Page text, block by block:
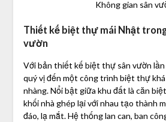
Không gian sân
Thiết kế biệt thự mái Nhật
vườn
Với bản thiết kế biệt thự sân vườn lần
quý vị đến một công trình biệt thự
nhàng. Nổi bật giữa khu đất là căn
khối nhà ghép lại với nhau tạo thành
đáo, lạ mắt. Hệ thống lan can, ban